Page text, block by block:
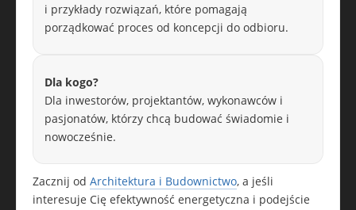
i przykłady rozwiązań, które pomagają
porządkować proces od koncepcji do odbioru.
Dla kogo?
Dla inwestorów, projektantów, wykonawców i
pasjonatów, którzy chcą budować świadomie i
nowocześnie.
Zacznij od Architektura i Budownictwo, a jeśli
interesuje Cię efektywność energetyczna i podejście